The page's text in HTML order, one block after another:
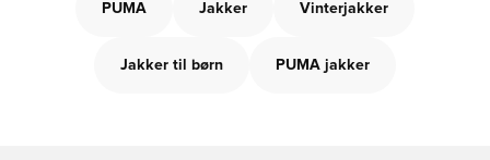
PUMA Jakker Vinterjakker
Jakker til børn PUMA jakker